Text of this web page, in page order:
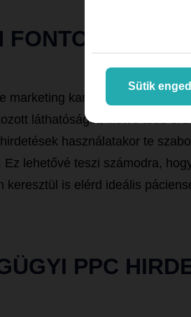
FONTOS AZ
marketing kampányt gyakran
láthatóságot, illetve több
használatakor te
lehetővé teszi számodra,
keresztül is elérd ideális
PPC
Sütik